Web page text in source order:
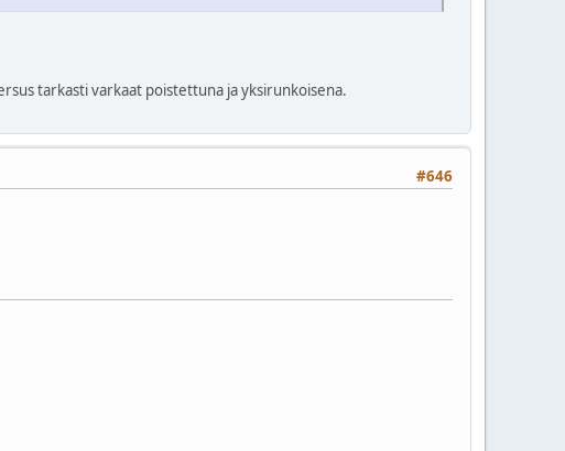
tarkasti varkaat poistettuna ja yksirunkoisena.
#646